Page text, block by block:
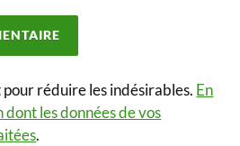
réduire les indésirables. En
dont les données de vos
.